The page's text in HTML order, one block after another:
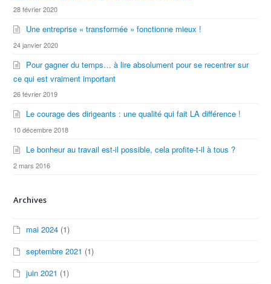
28 février 2020
Une entreprise « transformée » fonctionne mieux !
24 janvier 2020
Pour gagner du temps… à lire absolument pour se recentrer sur
ce qui est vraiment important
26 février 2019
Le courage des dirigeants : une qualité qui fait LA différence !
10 décembre 2018
Le bonheur au travail est-il possible, cela profite-t-il à tous ?
2 mars 2016
Archives
mai 2024 (1)
septembre 2021 (1)
juin 2021 (1)